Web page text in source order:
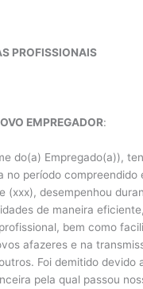
PROFISSIONAIS
EMPREGADOR:
do(a) Empregado(a)),
no período compreendido
(xxx), desempenhou
de maneira
bem como
afazeres e na
Foi demitido devido
pela qual passou